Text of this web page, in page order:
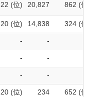
22 (位) 20,827 862 (位)
20 (位) 14,838 324 (位)
- -
- -
- -
20 (位) 234 652 (位)